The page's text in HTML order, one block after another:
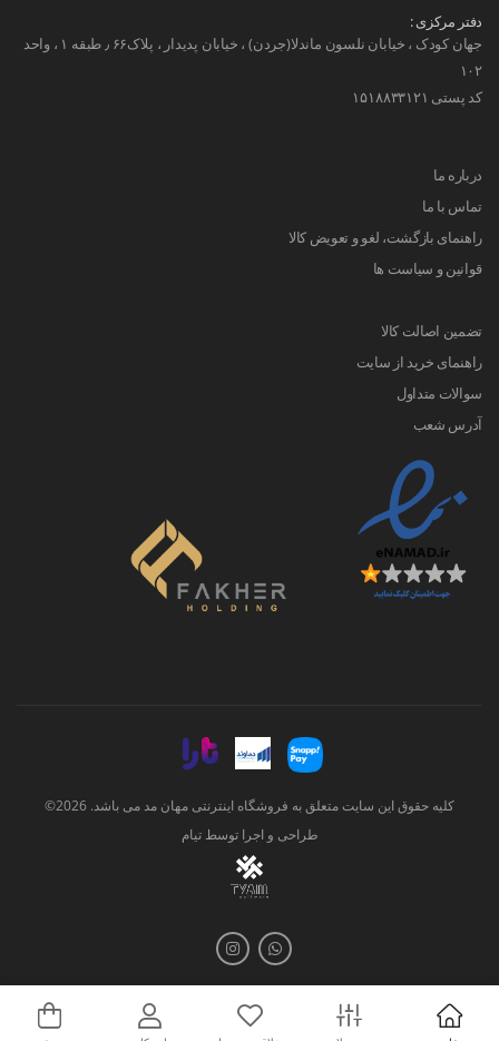
دفتر مرکزی :
جهان کودک ، خیابان نلسون ماندلا(جردن) ، خیابان پدیدار ، پلاک۶۶ ٫ طبقه ۱ ، واحد
۱۰۲
کد پستی ۱۵۱۸۸۳۳۱۲۱
درباره ما
تماس با ما
راهنمای بازگشت، لغو و تعویض کالا
قوانین و سیاست ها
تضمین اصالت کالا
راهنمای خرید از سایت
سوالات متداول
آدرس شعب
کلیه حقوق این سایت متعلق به فروشگاه اینترنتی مهان مد می باشد. 2026©
طراحی و اجرا توسطتیام